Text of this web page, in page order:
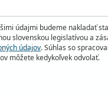
údajmi budeme nakladať
slovenskou legislatívou a
údajov. Súhlas so
môžete kedykoľvek odvolať.